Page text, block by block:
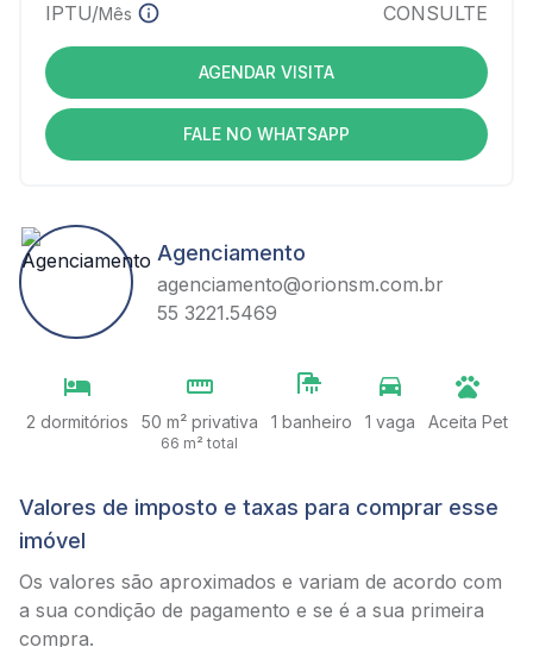
IPTU/Mês CONSULTE
AGENDAR VISITA
FALE NO WHATSAPP
Agenciamento
agenciamento@orionsm.com.br
55 3221.5469
2 dormitórios 50 m² privativa
66 m² total
1 banheiro 1 vaga Aceita Pet
Valores de imposto e taxas para comprar esse
imóvel
Os valores são aproximados e variam de acordo com
a sua condição de pagamento e se é a sua primeira
compra.